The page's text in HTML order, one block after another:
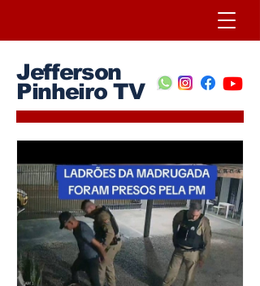
Jefferson
Pinheiro TV